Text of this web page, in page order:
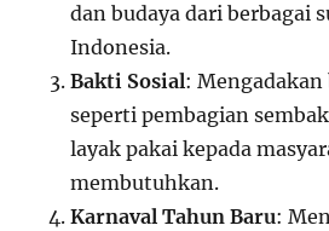
dan budaya dari berbagai
Indonesia.
Bakti Sosial:
seperti pembagian
layak pakai kepada
membutuhkan.
Karnaval Tahun Baru: